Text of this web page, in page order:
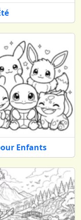
Enfants